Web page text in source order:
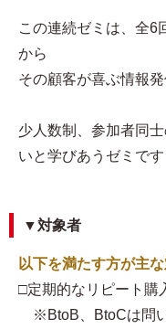
この連続ゼミは、全6
から
その顧客が喜ぶ情報
少人数制、参加者同
いと学びあうゼミです
▼対象者
以下を満たす方が主な
□定期的なリピート購
※BtoB、BtoCは問